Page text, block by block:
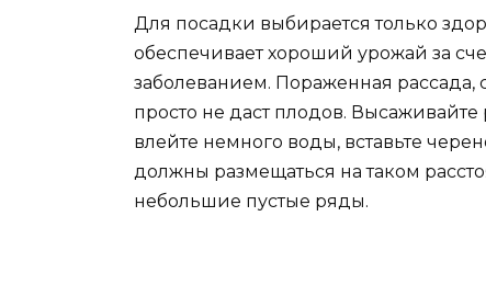
Для посадки выбирается только
обеспечивает хороший урожай за
заболеванием. Пораженная
просто не даст плодов.
влейте немного воды, вставьте
должны размещаться на таком
небольшие пустые ряды.